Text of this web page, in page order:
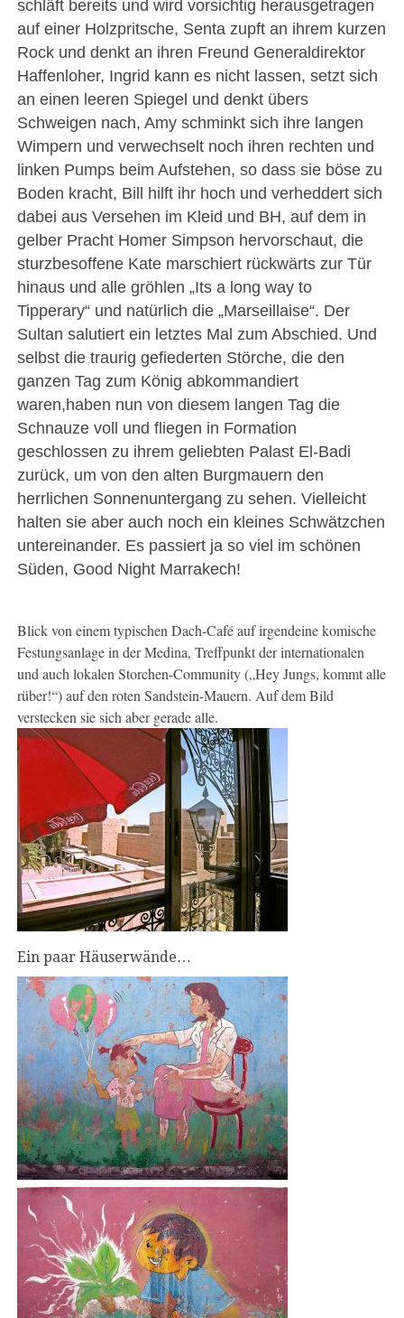
schläft bereits und wird vorsichtig herausgetragen
auf einer Holzpritsche, Senta zupft an ihrem kurzen
Rock und denkt an ihren Freund Generaldirektor
Haffenloher, Ingrid kann es nicht lassen, setzt sich
an einen leeren Spiegel und denkt übers
Schweigen nach, Amy schminkt sich ihre langen
Wimpern und verwechselt noch ihren rechten und
linken Pumps beim Aufstehen, so dass sie böse zu
Boden kracht, Bill hilft ihr hoch und verheddert sich
dabei aus Versehen im Kleid und BH, auf dem in
gelber Pracht Homer Simpson hervorschaut, die
sturzbesoffene Kate marschiert rückwärts zur Tür
hinaus und alle gröhlen „Its a long way to
Tipperary“ und natürlich die „Marseillaise“. Der
Sultan salutiert ein letztes Mal zum Abschied. Und
selbst die traurig gefiederten Störche, die den
ganzen Tag zum König abkommandiert
waren,haben nun von diesem langen Tag die
Schnauze voll und fliegen in Formation
geschlossen zu ihrem geliebten Palast El-Badi
zurück, um von den alten Burgmauern den
herrlichen Sonnenuntergang zu sehen. Vielleicht
halten sie aber auch noch ein kleines Schwätzchen
untereinander. Es passiert ja so viel im schönen
Süden, Good Night Marrakech!
Blick von einem typischen Dach-Café auf irgendeine komische
Festungsanlage in der Medina, Treffpunkt der internationalen
und auch lokalen Storchen-Community („Hey Jungs, kommt alle
rüber!“) auf den roten Sandstein-Mauern. Auf dem Bild
verstecken sie sich aber gerade alle.
Ein paar Häuserwände…